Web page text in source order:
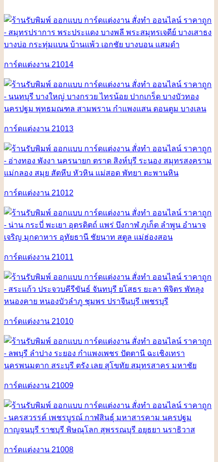
การ์ดแต่งงาน 21014
การ์ดแต่งงาน 21013
การ์ดแต่งงาน 21012
การ์ดแต่งงาน 21011
การ์ดแต่งงาน 21010
การ์ดแต่งงาน 21009
การ์ดแต่งงาน 21008